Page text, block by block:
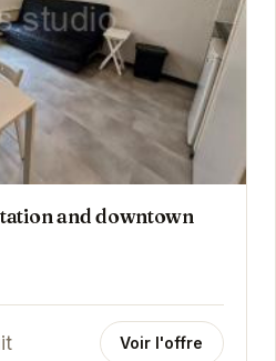
and downtown
Voir l'offre